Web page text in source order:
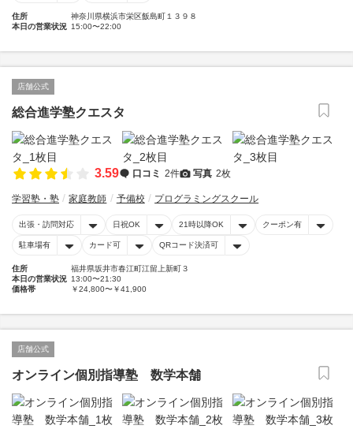
住所
神奈川県横浜市栄区飯島町１３９８
本日の営業状況 15:00〜22:00
店舗公式
総合進学塾クエスタ
3.59 口コミ 2件 写真 2枚
学習塾・塾 家庭教師 予備校 プログラミングスクール
出張・訪問対応 日祝OK 21時以降OK クーポン有
駐車場有 カード可 QRコード決済可
住所
福井県坂井市春江町江留上新町３
本日の営業状況 13:00〜21:30
価格帯
￥24,800〜￥41,900
店舗公式
オンライン個別指導塾 数学本舗